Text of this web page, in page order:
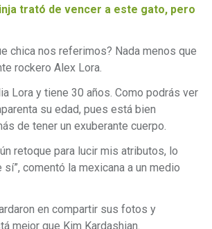
trató de vencer a este gato, pero
chica nos referimos? Nada menos que
rockero Alex Lora.
Lora y tiene 30 años. Como podrás ver
su edad, pues está bien
de tener un exuberante cuerpo.
retoque para lucir mis atributos, lo
comentó la mexicana a un medio
en compartir sus fotos y
mejor que Kim Kardashian.